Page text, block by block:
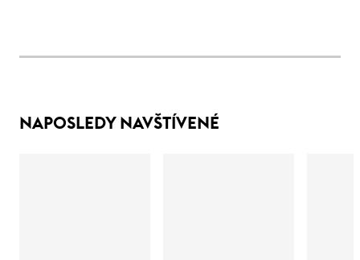
NAPOSLEDY NAVŠTÍVENÉ